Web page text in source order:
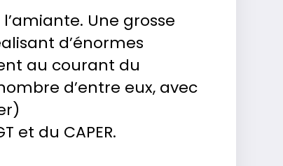
Une grosse
d’énormes
au courant du
d’entre eux, avec
et du CAPER.